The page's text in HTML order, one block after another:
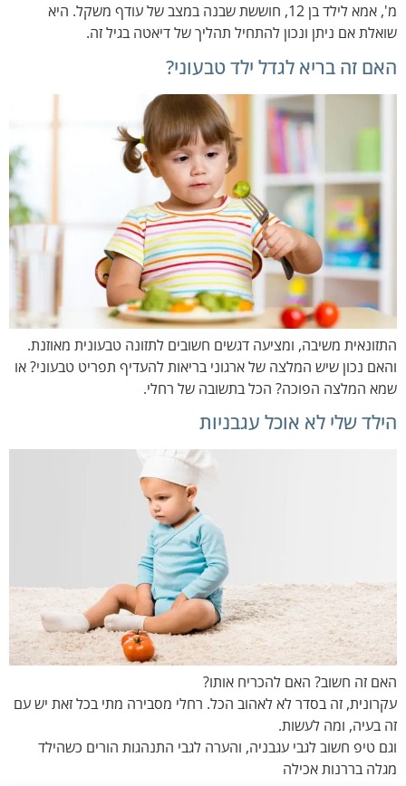
מ', אמא לילד בן 12, חוששת שבנה במצב של עודף משקל. היא
שואלת אם ניתן ונכון להתחיל תהליך של דיאטה בגיל זה.
האם זה בריא לגדל ילד טבעוני?
התזונאית משיבה, ומציעה דגשים חשובים לתזונה טבעונית מאוזנת.
והאם נכון שיש המלצה של ארגוני בריאות להעדיף תפריט טבעוני? או
שמא המלצה הפוכה? הכל בתשובה של רחלי.
הילד שלי לא אוכל עגבניות
האם זה חשוב? האם להכריח אותו?
עקרונית, זה בסדר לא לאהוב הכל. רחלי מסבירה מתי בכל זאת יש עם
זה בעיה, ומה לעשות.
וגם טיפ חשוב לגבי עגבניה, והערה לגבי התנהגות הורים כשהילד
מגלה בררנות אכילה